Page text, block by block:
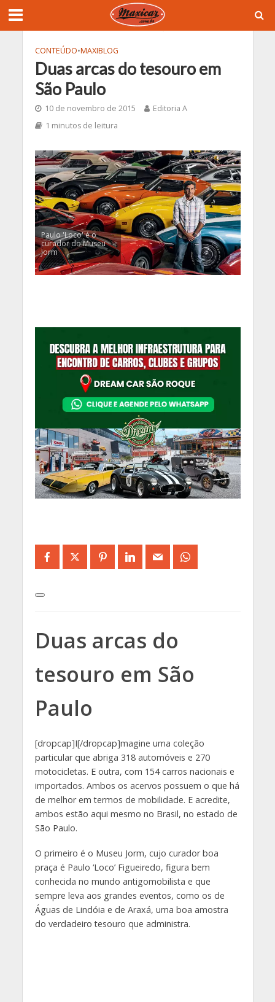
CONTEÚDO•MAXIBLOG
Duas arcas do tesouro em
São Paulo
10 de novembro de 2015
Editoria A
1 minutos de leitura
Paulo 'Loco' é o
curador do Museu
Jorm
Duas arcas do
tesouro em São
Paulo
[dropcap]I[/dropcap]magine uma coleção
particular que abriga 318 automóveis e 270
motocicletas. E outra, com 154 carros nacionais e
importados. Ambos os acervos possuem o que há
de melhor em termos de mobilidade. E acredite,
ambos estão aqui mesmo no Brasil, no estado de
São Paulo.
O primeiro é o Museu Jorm, cujo curador boa
praça é Paulo ‘Loco’ Figueiredo, figura bem
conhecida no mundo antigomobilista e que
sempre leva aos grandes eventos, como os de
Águas de Lindóia e de Araxá, uma boa amostra
do verdadeiro tesouro que administra.